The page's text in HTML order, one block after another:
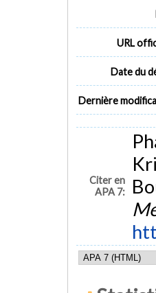
URL
Date du
Dernière
Citer en
APA 7: